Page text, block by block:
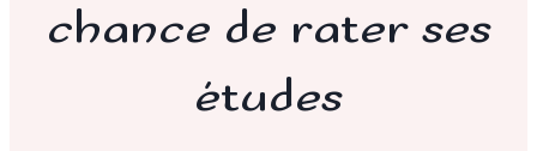
chance de rater ses
études